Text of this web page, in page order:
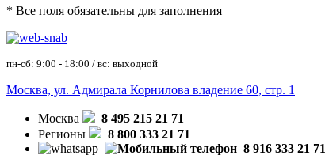
* Все поля обязательны для заполнения
пн-сб: 9:00 - 18:00 / вс: выходной
Москва, ул. Адмирала Корнилова владение 60, стр. 1
Москва
8 495 215 21 71
Регионы
8 800 333 21 71
8 916 333 21 71